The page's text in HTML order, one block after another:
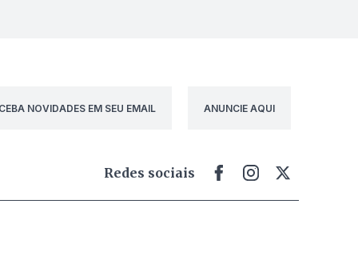
NOVIDADES EM SEU EMAIL ANUNCIE AQUI
Redes sociais